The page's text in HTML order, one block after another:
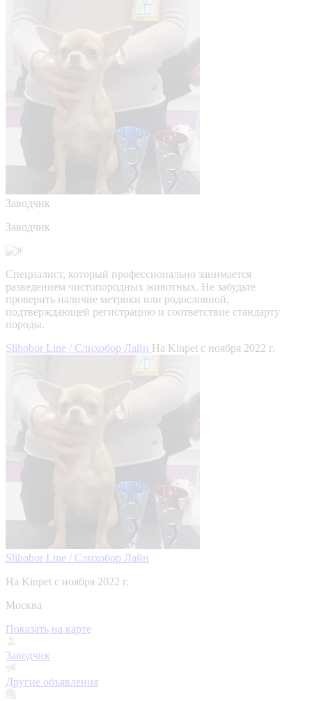
Заводчик
Заводчик
Специалист, который профессионально занимается
разведением чистопородных животных. Не забудьте
проверить наличие метрики или родословной,
подтверждающей регистрацию и соответствие стандарту
породы.
Slihobor Line / Слихобор Лайн На Kinpet c ноября 2022 г.
Slihobor Line / Слихобор Лайн
На Kinpet c ноября 2022 г.
Москва
Показать на карте
Заводчик
Другие объявления